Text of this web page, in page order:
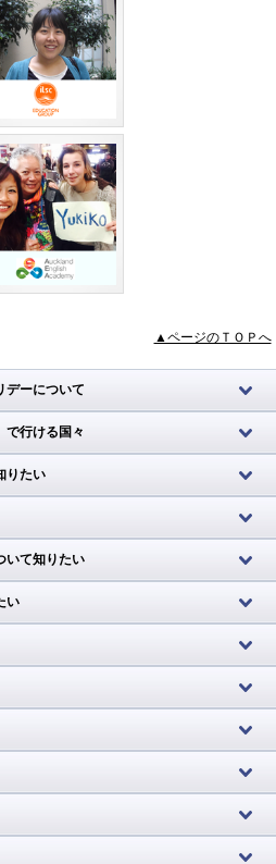
▲ページのＴＯＰへ
デーについて
で行ける国々
りたい
いて知りたい
い